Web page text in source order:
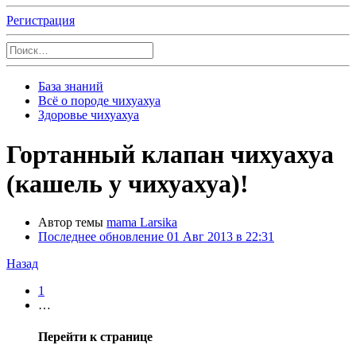
Регистрация
База знаний
Всё о породе чихуахуа
Здоровье чихуахуа
Гортанный клапан чихуахуа
(кашель у чихуахуа)!
Автор темы mama Larsika
Последнее обновление 01 Авг 2013 в 22:31
Назад
1
…
Перейти к странице